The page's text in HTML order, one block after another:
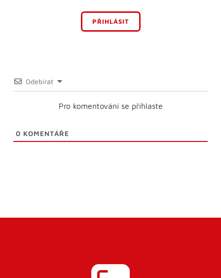
PŘIHLÁSIT
Odebírat
Pro komentování se přihlaste
0 KOMENTÁŘE